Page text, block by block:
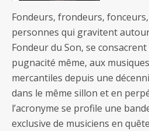
Fondeurs, frondeurs,
personnes qui gravitent
Fondeur du Son, se
pugnacité même, aux
mercantiles depuis une
dans le même sillon et en
l’acronyme se profile une
exclusive de musiciens en